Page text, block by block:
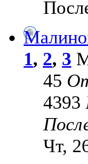
1, 2, 3
45
4393
Чт,